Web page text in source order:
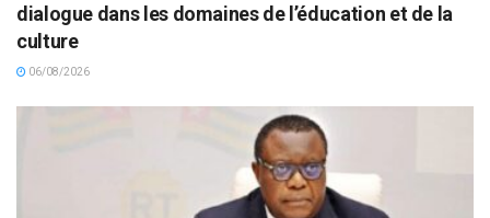
dialogue dans les domaines de l’éducation et de la
culture
06/08/2026